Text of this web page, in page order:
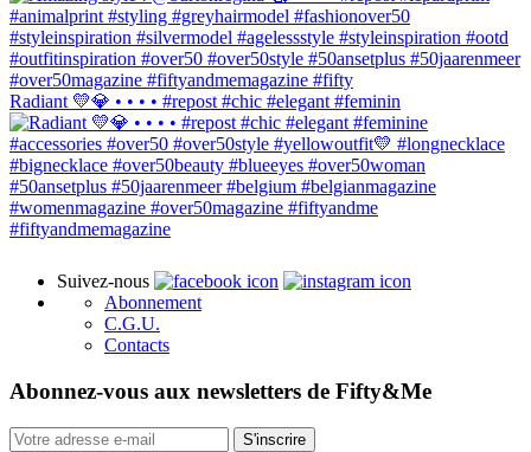
Radiant 💛💎 • • • • #repost #chic #elegant #feminin
Suivez-nous
Abonnement
C.G.U.
Contacts
Abonnez-vous aux newsletters de Fifty&Me
S'inscrire